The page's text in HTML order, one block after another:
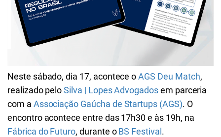
Neste sábado, dia 17, acontece oAGS Deu Match,
realizado peloSilva | Lopes Advogadosem parceria
com a Associação Gaúcha de Startups (AGS). O
encontro acontece entre das 17h30 e às 19h, na
Fábrica do Futuro, durante oBS Festival .